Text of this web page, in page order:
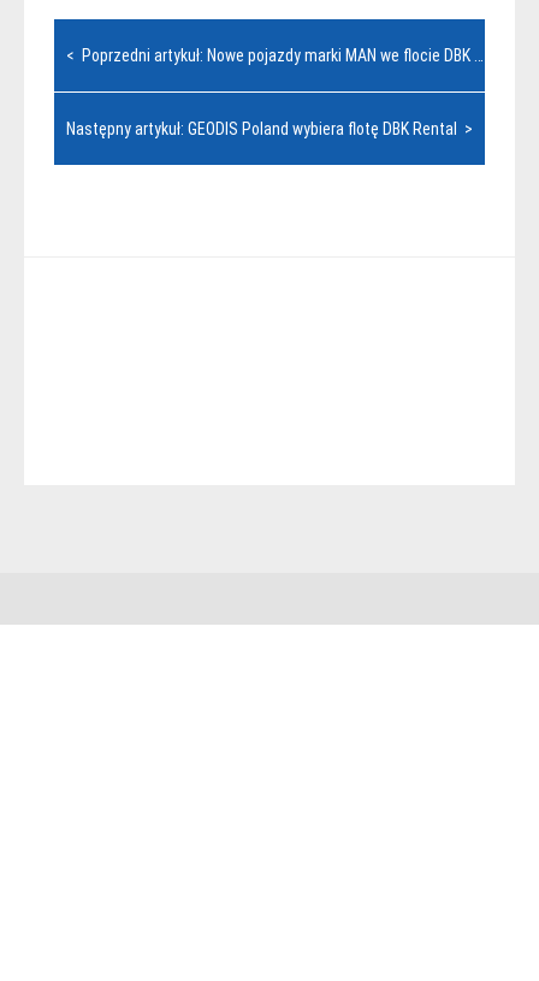
Nawigacja
Następny artykuł: GEODIS Poland wybiera flotę DBK Rental >